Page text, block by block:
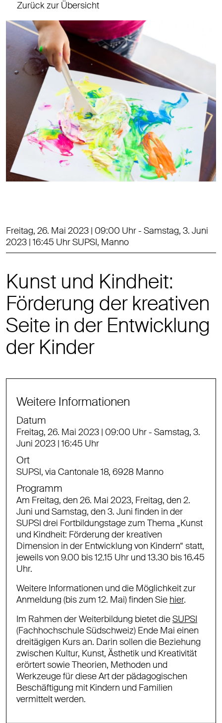
Zurück zur Übersicht
Freitag, 26. Mai 2023 | 09:00 Uhr - Samstag, 3. Juni
2023 | 16:45 Uhr SUPSI, Manno
Kunst und Kindheit:
Förderung der kreativen
Seite in der Entwicklung
der Kinder
Weitere Informationen
Datum
Freitag, 26. Mai 2023 | 09:00 Uhr - Samstag, 3.
Juni 2023 | 16:45 Uhr
Ort
SUPSI, via Cantonale 18, 6928 Manno
Programm
Am Freitag, den 26. Mai 2023, Freitag, den 2.
Juni und Samstag, den 3. Juni finden in der
SUPSI drei Fortbildungstage zum Thema „Kunst
und Kindheit: Förderung der kreativen
Dimension in der Entwicklung von Kindern“ statt,
jeweils von 9.00 bis 12.15 Uhr und 13.30 bis 16.45
Uhr.
Weitere Informationen und die Möglichkeit zur
Anmeldung (bis zum 12. Mai) finden Sie hier.
Im Rahmen der Weiterbildung bietet dieSUPSI
(Fachhochschule Südschweiz) Ende Mai einen
dreitägigen Kurs an. Darin sollen die Beziehung
zwischen Kultur, Kunst, Ästhetik und Kreativität
erörtert sowie Theorien, Methoden und
Werkzeuge für diese Art der pädagogischen
Beschäftigung mit Kindern und Familien
vermittelt werden.